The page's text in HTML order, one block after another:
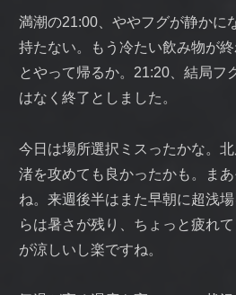
満潮の21:00、ややフグが静かに
持たない。もう冷たい飲み物が
とやって帰るか。21:20、結局フ
はなく終了としました。
今日は場所選択ミスったかな。
渚を攻めても良かったかも。ま
ね。来週後半はまた早朝に超浅
らは暑さが残り、ちょっと疲れ
が涼しいし楽ですね。